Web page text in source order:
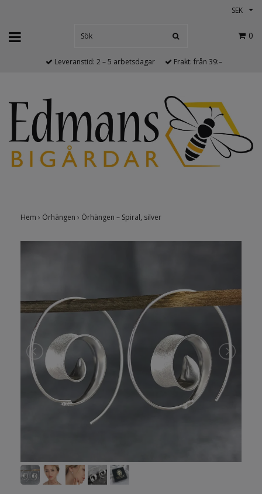
SEK
0
Leveranstid: 2 – 5 arbetsdagar Frakt: från 39:–
Hem › Örhängen › Örhängen – Spiral, silver